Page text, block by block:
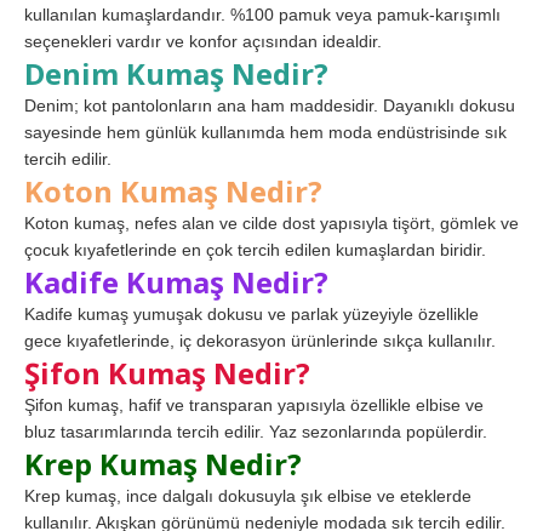
kullanılan kumaşlardandır. %100 pamuk veya pamuk-karışımlı
seçenekleri vardır ve konfor açısından idealdir.
Denim Kumaş Nedir?
Denim; kot pantolonların ana ham maddesidir. Dayanıklı dokusu
sayesinde hem günlük kullanımda hem moda endüstrisinde sık
tercih edilir.
Koton Kumaş Nedir?
Koton kumaş, nefes alan ve cilde dost yapısıyla tişört, gömlek ve
çocuk kıyafetlerinde en çok tercih edilen kumaşlardan biridir.
Kadife Kumaş Nedir?
Kadife kumaş yumuşak dokusu ve parlak yüzeyiyle özellikle
gece kıyafetlerinde, iç dekorasyon ürünlerinde sıkça kullanılır.
Şifon Kumaş Nedir?
Şifon kumaş, hafif ve transparan yapısıyla özellikle elbise ve
bluz tasarımlarında tercih edilir. Yaz sezonlarında popülerdir.
Krep Kumaş Nedir?
Krep kumaş, ince dalgalı dokusuyla şık elbise ve eteklerde
kullanılır. Akışkan görünümü nedeniyle modada sık tercih edilir.